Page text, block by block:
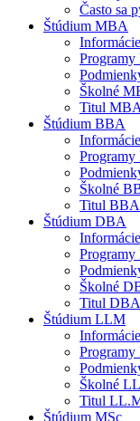
Často sa
Štúdium MBA
Školné
Titul MBA
Štúdium BBA
Školné
Titul BBA
Štúdium DBA
Školné
Titul DBA
Štúdium LLM
Školné
Titul
Štúdium MSc